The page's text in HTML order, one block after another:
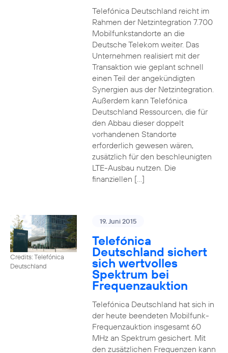
Telefónica Deutschland reicht im
Rahmen der Netzintegration 7.700
Mobilfunkstandorte an die
Deutsche Telekom weiter. Das
Unternehmen realisiert mit der
Transaktion wie geplant schnell
einen Teil der angekündigten
Synergien aus der Netzintegration.
Außerdem kann Telefónica
Deutschland Ressourcen, die für
den Abbau dieser doppelt
vorhandenen Standorte
erforderlich gewesen wären,
zusätzlich für den beschleunigten
LTE-Ausbau nutzen. Die
finanziellen […]
Credits: Telefónica
Deutschland
19. Juni 2015
Telefónica
Deutschland sichert
sich wertvolles
Spektrum bei
Frequenzauktion
Telefónica Deutschland hat sich in
der heute beendeten Mobilfunk-
Frequenzauktion insgesamt 60
MHz an Spektrum gesichert. Mit
den zusätzlichen Frequenzen kann